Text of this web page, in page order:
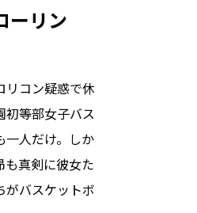
ーリン
リコン疑惑で休
初等部女子バス
一人だけ。しか
も真剣に彼女た
がバスケットボ